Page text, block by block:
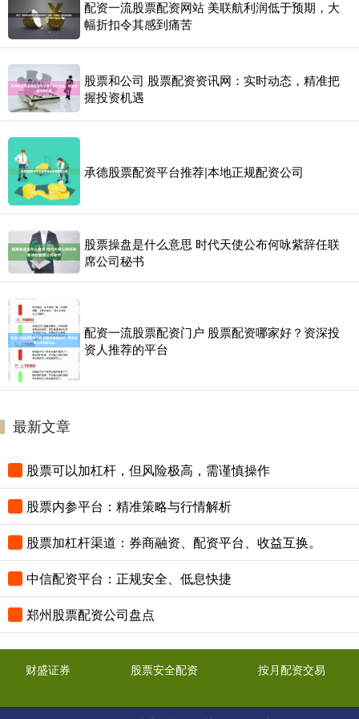
配资一流股票配资网站 美联航利润低于预期，大
幅折扣令其感到痛苦
股票和公司 股票配资资讯网：实时动态，精准把
握投资机遇
承德股票配资平台推荐|本地正规配资公司
股票操盘是什么意思 时代天使公布何咏紫辞任联
席公司秘书
配资一流股票配资门户 股票配资哪家好？资深投
资人推荐的平台
最新文章
股票可以加杠杆，但风险极高，需谨慎操作
股票内参平台：精准策略与行情解析
股票加杠杆渠道：券商融资、配资平台、收益互换。
中信配资平台：正规安全、低息快捷
郑州股票配资公司盘点
财盛证券 股票安全配资 按月配资交易